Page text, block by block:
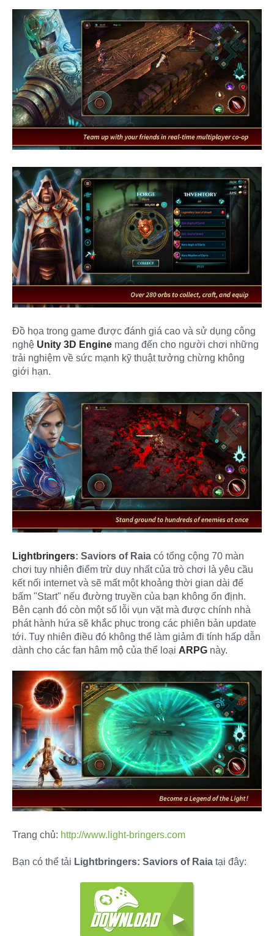
Đồ họa trong game được đánh giá cao và sử dụng công
nghệ Unity 3D Engine mang đến cho người chơi những
trải nghiệm về sức mạnh kỹ thuật tưởng chừng không
giới hạn.
Lightbringers: Saviors of Raia có tổng cộng 70 màn
chơi tuy nhiên điểm trừ duy nhất của trò chơi là yêu cầu
kết nối internet và sẽ mất một khoảng thời gian dài để
bấm "Start" nếu đường truyền của bạn không ổn định.
Bên cạnh đó còn một số lỗi vụn vặt mà được chính nhà
phát hành hứa sẽ khắc phục trong các phiên bản update
tới. Tuy nhiên điều đó không thể làm giảm đi tính hấp dẫn
dành cho các fan hâm mộ của thể loại ARPG này.​
Trang chủ: http://www.light-bringers.com
Bạn có thể tải Lightbringers: Saviors of Raia tại đây: